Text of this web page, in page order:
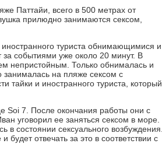
Паттайи, всего в 500 метрах от
прилюдно занимаются сексом,
туриста обнимающимися и
событиями уже около 20 минут. В
непристойным. Только обнималась и
занималась на пляже сексом с
тайки и иностранного туриста, который
Soi 7. После окончания работы они с
уговорил ее заняться сексом в море.
в состоянии сексуального возбуждения.
отвечать за это в соответствии с